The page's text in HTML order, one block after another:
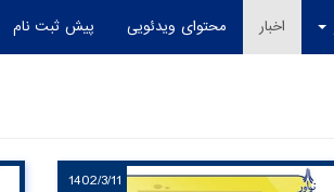
اخبار محتوای ویدئویی پیش ثبت نام
1402/3/11